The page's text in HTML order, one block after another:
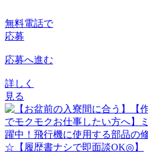
無料電話で
応募
応募へ進む
詳しく
見る